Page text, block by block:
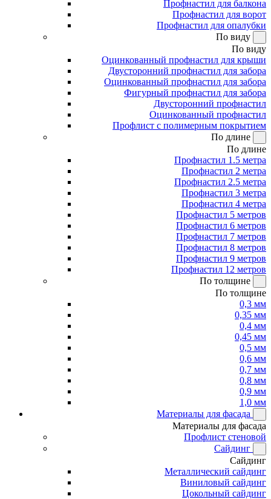
Профнастил для балкона
Профнастил для ворот
Профнастил для опалубки
По виду
По виду
Оцинкованный профнастил для крыши
Двусторонний профнастил для забора
Оцинкованный профнастил для забора
Фигурный профнастил для забора
Двусторонний профнастил
Оцинкованный профнастил
Профлист с полимерным покрытием
По длине
По длине
Профнастил 1.5 метра
Профнастил 2 метра
Профнастил 2.5 метра
Профнастил 3 метра
Профнастил 4 метра
Профнастил 5 метров
Профнастил 6 метров
Профнастил 7 метров
Профнастил 8 метров
Профнастил 9 метров
Профнастил 12 метров
По толщине
По толщине
0,3 мм
0,35 мм
0,4 мм
0,45 мм
0,5 мм
0,6 мм
0,7 мм
0,8 мм
0,9 мм
1,0 мм
Материалы для фасада
Материалы для фасада
Профлист стеновой
Сайдинг
Сайдинг
Металлический сайдинг
Виниловый сайдинг
Цокольный сайдинг